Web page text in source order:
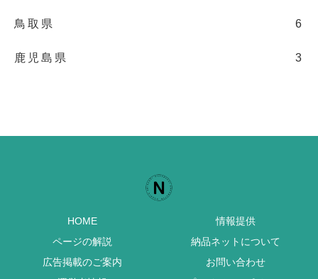
鳥取県 6
鹿児島県 3
HOME
情報提供
ページの解説
納品ネットについて
広告掲載のご案内
お問い合わせ